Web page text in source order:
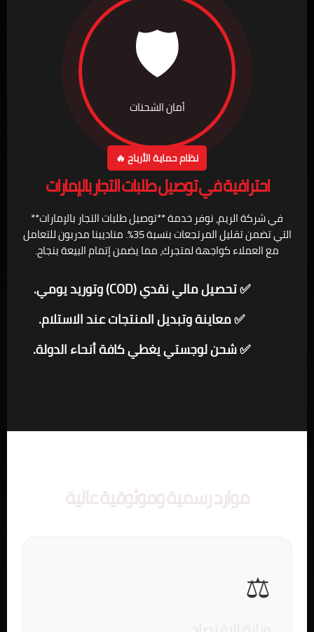
نظام حماية الأرباح 🔥
احترافية في توصيل طلبات التجار بالإمارات
في شركة الريم، نوفر خدمة **توصيل طلبات التجار بالإمارات**
التي تضمن تقليل المرتجعات بنسبة 35%. مناديبنا مدربون للتعامل
مع العملاء كواجهة لمتجرك، مما يضمن إتمام البيعة بنجاح.
✅ تحصيل مالي نقدي (COD) وتوريد يومي.
✅ معاينة وتبديل المنتجات عند الاستلام.
✅ شحن لوجستي يغطي كافة أنحاء الدولة.
🛡️
أمان الشحنات
⚖️